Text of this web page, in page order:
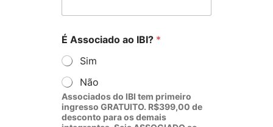
a
-
a
l
É Associado ao IBI? *
Sim
Não
Associados do IBI tem primeiro
ingresso GRATUITO. R$399,00 de
desconto para os demais